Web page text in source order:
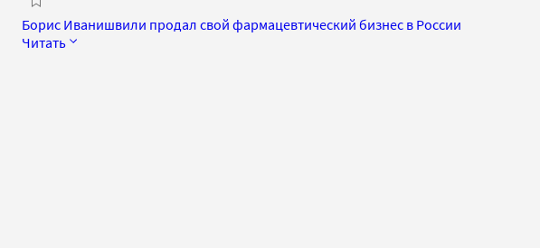
Борис Иванишвили продал свой фармацевтический бизнес в России
Читать